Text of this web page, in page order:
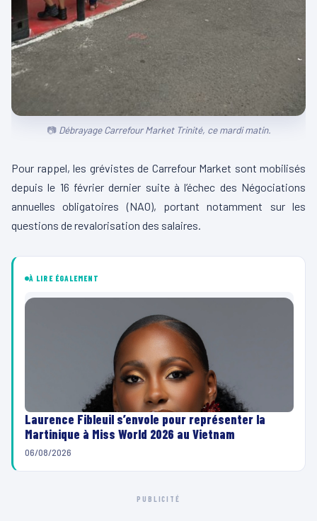
Débrayage Carrefour Market Trinité, ce mardi matin.
Pour rappel, les grévistes de Carrefour Market sont mobilisés
depuis le 16 février dernier suite à l’échec des Négociations
annuelles obligatoires (NAO), portant notamment sur les
questions de revalorisation des salaires.
À LIRE ÉGALEMENT
Laurence Fibleuil s’envole pour représenter la
Martinique à Miss World 2026 au Vietnam
06/08/2026
PUBLICITÉ